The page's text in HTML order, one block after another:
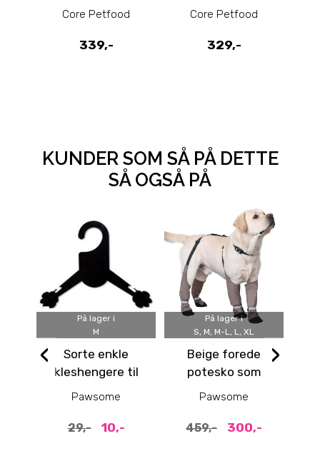
hundefôr 1,5 kg
Core Petfood
339,-
hundefôr 1,8 kg
Core Petfood
329,-
KUNDER SOM SÅ PÅ DETTE
SÅ OGSÅ PÅ
På lager i
M
Sorte enkle
kleshengere til
hundeklær, 3 str
Pawsome
29,- 10,-
På lager i
S, M, M-L, L, XL
Beige forede
potesko som
holder seg på
holder
Pawsome
459,- 300,-
‹ ›